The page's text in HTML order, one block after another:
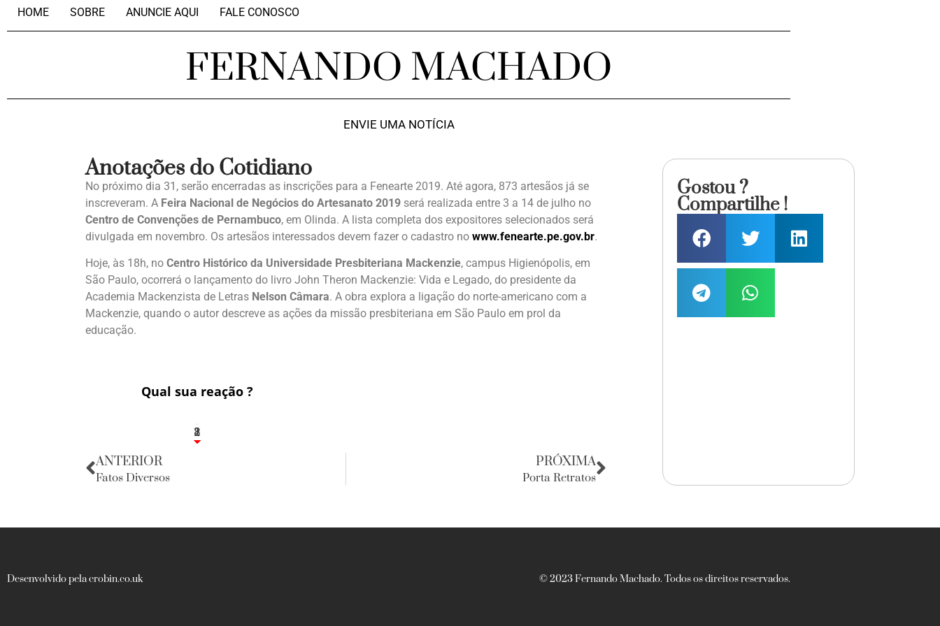
HOME SOBRE ANUNCIE AQUI FALE CONOSCO
FERNANDO MACHADO
ENVIE UMA NOTÍCIA
Anotações do Cotidiano
No próximo dia 31, serão encerradas as inscrições para a Fenearte 2019. Até agora, 873 artesãos já se
inscreveram. A Feira Nacional de Negócios do Artesanato 2019 será realizada entre 3 a 14 de julho no
Centro de Convenções de Pernambuco, em Olinda. A lista completa dos expositores selecionados será
divulgada em novembro. Os artesãos interessados devem fazer o cadastro no www.fenearte.pe.gov.br.
Hoje, às 18h, no Centro Histórico da Universidade Presbiteriana Mackenzie, campus Higienópolis, em
São Paulo, ocorrerá o lançamento do livro John Theron Mackenzie: Vida e Legado, do presidente da
Academia Mackenzista de Letras Nelson Câmara. A obra explora a ligação do norte-americano com a
Mackenzie, quando o autor descreve as ações da missão presbiteriana em São Paulo em prol da
educação.
Qual sua reação ?
1
2
8
ANTERIOR
Fatos Diversos
PRÓXIMA
Porta Retratos
Gostou ?
Compartilhe !
Desenvolvido pela crobin.co.uk © 2023 Fernando Machado. Todos os direitos reservados.